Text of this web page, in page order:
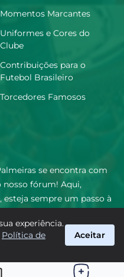
6.79
6.76
6.7
6.64
Momentos Marcantes
Uniformes e Cores do
Clube
Contribuições para o
Futebol Brasileiro
Torcedores Famosos
se encontra com
nosso fórum! Aqui,
sempre um passo à
jornada emocionante!
experiência.
Política de
Aceitar